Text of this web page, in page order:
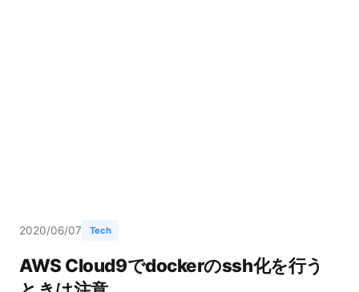
2020/06/07 Tech
AWS Cloud9でdockerのssh化を行う